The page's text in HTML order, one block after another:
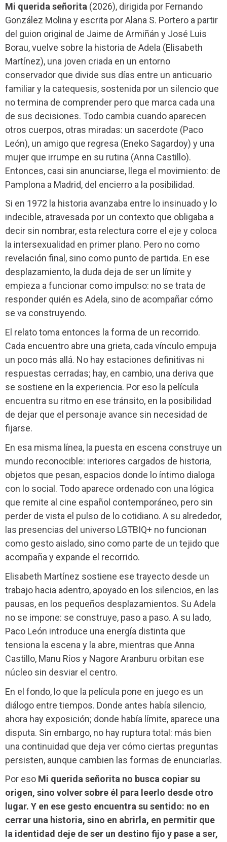
Mi querida señorita (2026), dirigida por Fernando
González Molina y escrita por Alana S. Portero a partir
del guion original de Jaime de Armiñán y José Luis
Borau, vuelve sobre la historia de Adela (Elisabeth
Martínez), una joven criada en un entorno
conservador que divide sus días entre un anticuario
familiar y la catequesis, sostenida por un silencio que
no termina de comprender pero que marca cada una
de sus decisiones. Todo cambia cuando aparecen
otros cuerpos, otras miradas: un sacerdote (Paco
León), un amigo que regresa (Eneko Sagardoy) y una
mujer que irrumpe en su rutina (Anna Castillo).
Entonces, casi sin anunciarse, llega el movimiento: de
Pamplona a Madrid, del encierro a la posibilidad.
Si en 1972 la historia avanzaba entre lo insinuado y lo
indecible, atravesada por un contexto que obligaba a
decir sin nombrar, esta relectura corre el eje y coloca
la intersexualidad en primer plano. Pero no como
revelación final, sino como punto de partida. En ese
desplazamiento, la duda deja de ser un límite y
empieza a funcionar como impulso: no se trata de
responder quién es Adela, sino de acompañar cómo
se va construyendo.
El relato toma entonces la forma de un recorrido.
Cada encuentro abre una grieta, cada vínculo empuja
un poco más allá. No hay estaciones definitivas ni
respuestas cerradas; hay, en cambio, una deriva que
se sostiene en la experiencia. Por eso la película
encuentra su ritmo en ese tránsito, en la posibilidad
de dejar que el personaje avance sin necesidad de
fijarse.
En esa misma línea, la puesta en escena construye un
mundo reconocible: interiores cargados de historia,
objetos que pesan, espacios donde lo íntimo dialoga
con lo social. Todo aparece ordenado con una lógica
que remite al cine español contemporáneo, pero sin
perder de vista el pulso de lo cotidiano. A su alrededor,
las presencias del universo LGTBIQ+ no funcionan
como gesto aislado, sino como parte de un tejido que
acompaña y expande el recorrido.
Elisabeth Martínez sostiene ese trayecto desde un
trabajo hacia adentro, apoyado en los silencios, en las
pausas, en los pequeños desplazamientos. Su Adela
no se impone: se construye, paso a paso. A su lado,
Paco León introduce una energía distinta que
tensiona la escena y la abre, mientras que Anna
Castillo, Manu Ríos y Nagore Aranburu orbitan ese
núcleo sin desviar el centro.
En el fondo, lo que la película pone en juego es un
diálogo entre tiempos. Donde antes había silencio,
ahora hay exposición; donde había límite, aparece una
disputa. Sin embargo, no hay ruptura total: más bien
una continuidad que deja ver cómo ciertas preguntas
persisten, aunque cambien las formas de enunciarlas.
Por eso Mi querida señorita no busca copiar su
origen, sino volver sobre él para leerlo desde otro
lugar. Y en ese gesto encuentra su sentido: no en
cerrar una historia, sino en abrirla, en permitir que
la identidad deje de ser un destino fijo y pase a ser,